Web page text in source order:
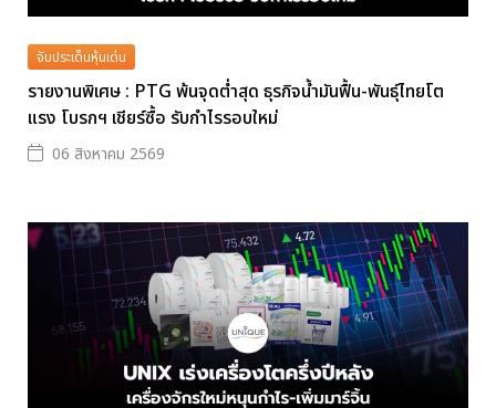
จับประเด็นหุ้นเด่น
รายงานพิเศษ : PTG พ้นจุดต่ำสุด ธุรกิจน้ำมันฟื้น-พันธุ์ไทยโต
แรง โบรกฯ เชียร์ซื้อ รับกำไรรอบใหม่
06 สิงหาคม 2569